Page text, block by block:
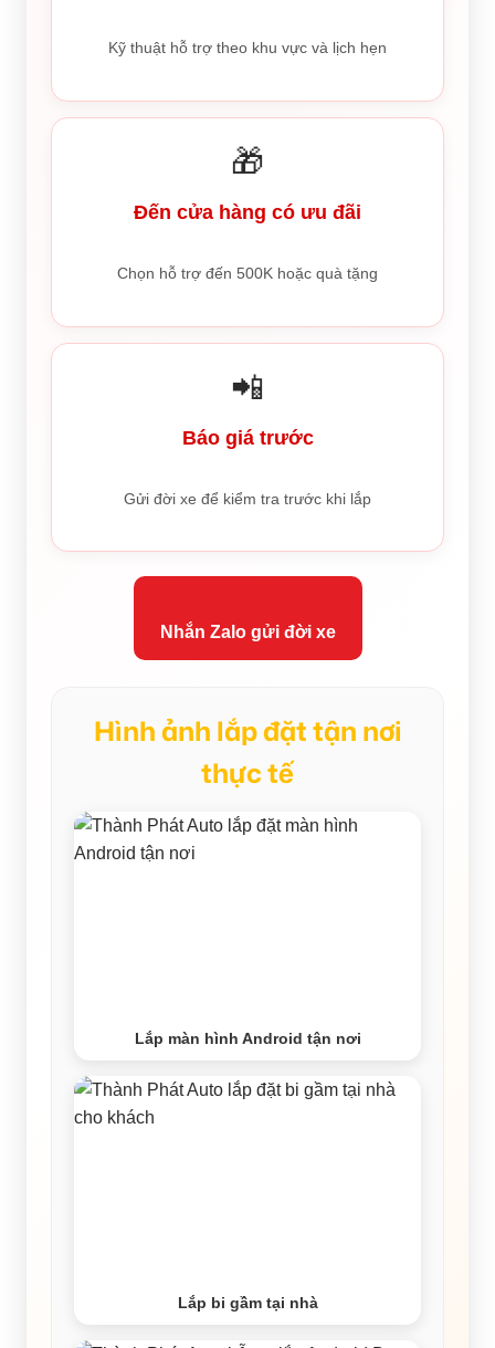
Kỹ thuật hỗ trợ theo khu vực và lịch hẹn
🎁
Đến cửa hàng có ưu đãi
Chọn hỗ trợ đến 500K hoặc quà tặng
📲
Báo giá trước
Gửi đời xe để kiểm tra trước khi lắp
Nhắn Zalo gửi đời xe
Hình ảnh lắp đặt tận nơi
thực tế
Lắp màn hình Android tận nơi
Lắp bi gầm tại nhà